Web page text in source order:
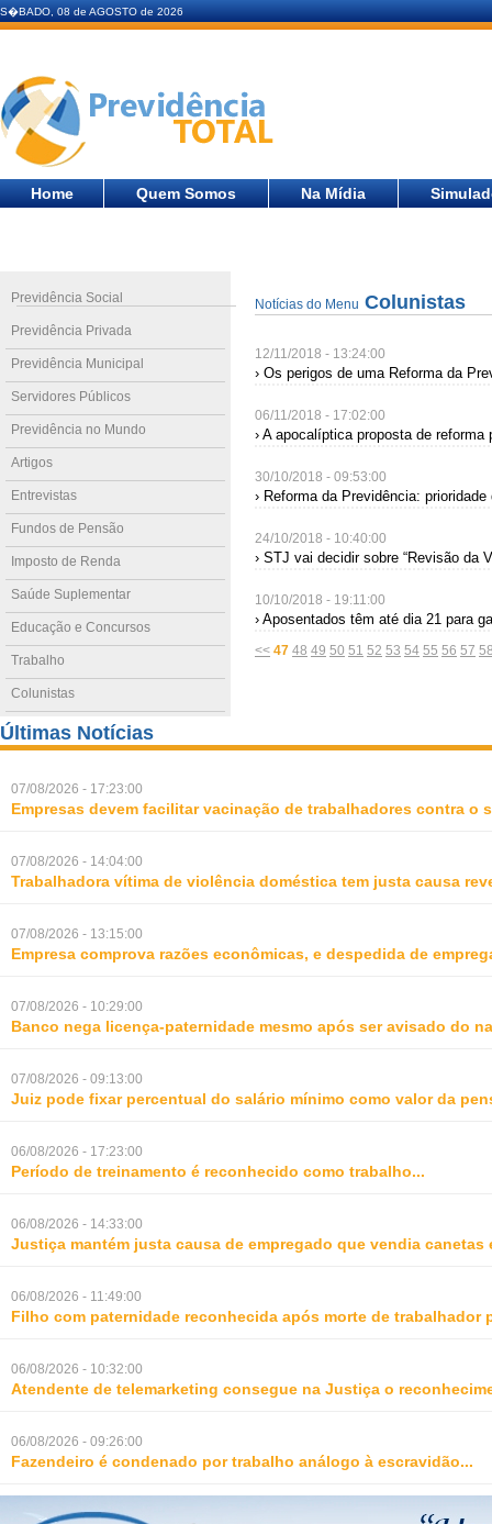
S�BADO, 08 de AGOSTO de 2026
Home Quem Somos Na Mídia
Previdência Social
Previdência Privada
Previdência Municipal
Servidores Públicos
Previdência no Mundo
Artigos
Entrevistas
Fundos de Pensão
Imposto de Renda
Saúde Suplementar
Educação e Concursos
Trabalho
Colunistas
Notícias do Menu Colunistas
12/11/2018 - 13:24:00
› Os perigos de uma Reforma da
06/11/2018 - 17:02:00
› A apocalíptica proposta de
30/10/2018 - 09:53:00
› Reforma da Previdência:
24/10/2018 - 10:40:00
› STJ vai decidir sobre “Revisão da
10/10/2018 - 19:11:00
› Aposentados têm até dia 21 para
<< 47 48 49 50 51 52 53 54 55 56 57
Últimas Notícias
07/08/2026 - 17:23:00
Empresas devem facilitar vacinação de trabalhadores contra o
07/08/2026 - 14:04:00
Trabalhadora vítima de violência doméstica tem justa causa
07/08/2026 - 13:15:00
Empresa comprova razões econômicas, e despedida de
07/08/2026 - 10:29:00
Banco nega licença-paternidade mesmo após ser avisado do
07/08/2026 - 09:13:00
Juiz pode fixar percentual do salário mínimo como valor da
06/08/2026 - 17:23:00
Período de treinamento é reconhecido como trabalho...
06/08/2026 - 14:33:00
Justiça mantém justa causa de empregado que vendia canetas
06/08/2026 - 11:49:00
Filho com paternidade reconhecida após morte de trabalhador
06/08/2026 - 10:32:00
Atendente de telemarketing consegue na Justiça o
06/08/2026 - 09:26:00
Fazendeiro é condenado por trabalho análogo à escravidão...